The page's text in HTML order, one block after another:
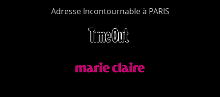
Adresse Incontournable à PARIS